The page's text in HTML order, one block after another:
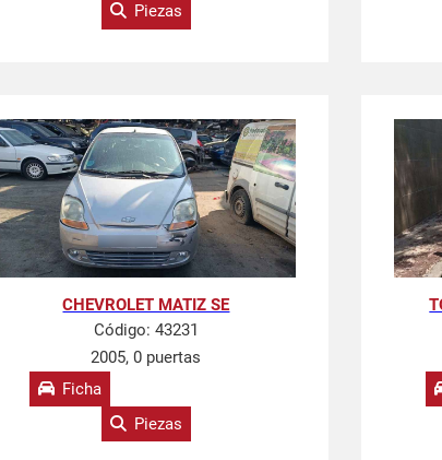
Piezas
CHEVROLET MATIZ SE
Código: 43231
2005, 0 puertas
Ficha
Piezas